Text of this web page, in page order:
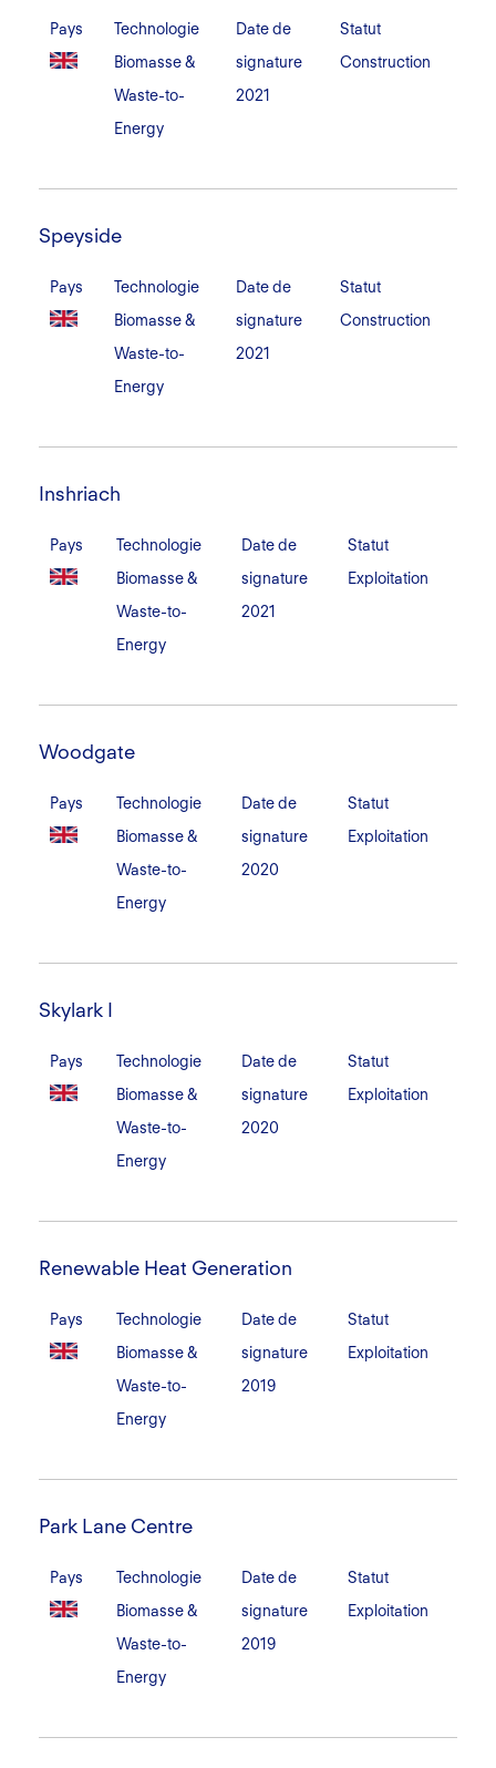
Pays
Technologie
Biomasse &
Waste-to-
Energy
Date de
signature
2021
Statut
Construction
Speyside
Pays
Technologie
Biomasse &
Waste-to-
Energy
Date de
signature
2021
Statut
Construction
Inshriach
Pays
Technologie
Biomasse &
Waste-to-
Energy
Date de
signature
2021
Statut
Exploitation
Woodgate
Pays
Technologie
Biomasse &
Waste-to-
Energy
Date de
signature
2020
Statut
Exploitation
ISkylark I
Pays
Technologie
Biomasse &
Waste-to-
Energy
Date de
signature
2020
Statut
Exploitation
Heat
Renewable Heat Generation
Pays
Technologie
Biomasse &
Waste-to-
Energy
Date de
signature
2019
Statut
Exploitation
Lane
Park Lane Centre
Pays
Technologie
Biomasse &
Waste-to-
Energy
Date de
signature
2019
Statut
Exploitation